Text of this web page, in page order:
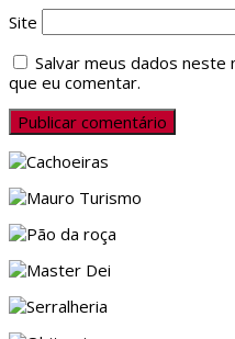
Site
Salvar meus dados neste
que eu comentar.